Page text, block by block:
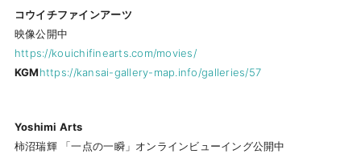
コウイチファインアーツ
映像公開中
https://kouichifinearts.com/movies/
KGMhttps://kansai-gallery-map.info/galleries/57
Yoshimi Arts
柿沼瑞輝 「一点の一瞬」オンラインビューイング公開中